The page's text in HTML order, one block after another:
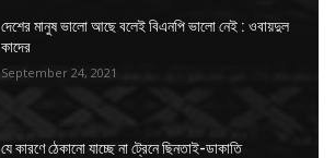
দেশের মানুষ ভালো আছে বলেই বিএনপি ভালো নেই : ওবায়দুল
কাদের
September 24, 2021
যে কারণে ঠেকানো যাচ্ছে না ট্রেনে ছিনতাই-ডাকাতি